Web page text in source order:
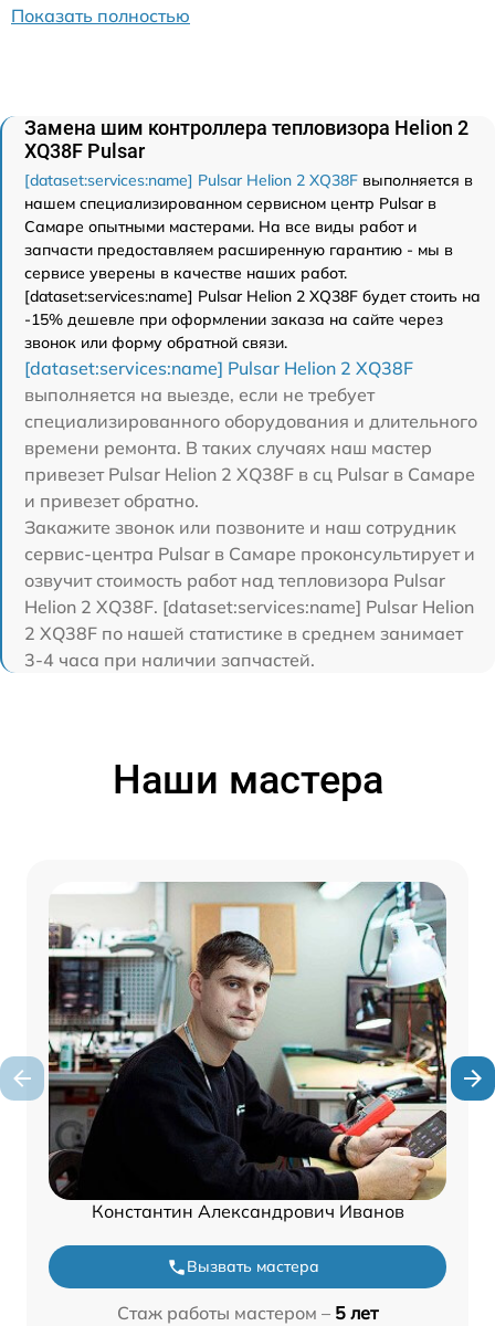
Показать полностью
Замена шим контроллера тепловизора Helion 2
XQ38F Pulsar
[dataset:services:name] Pulsar Helion 2 XQ38F выполняется в
нашем специализированном сервисном центр Pulsar в
Самаре опытными мастерами. На все виды работ и
запчасти предоставляем расширенную гарантию - мы в
сервисе уверены в качестве наших работ.
[dataset:services:name] Pulsar Helion 2 XQ38F будет стоить на
-15% дешевле при оформлении заказа на сайте через
звонок или форму обратной связи.
[dataset:services:name] Pulsar Helion 2 XQ38F
выполняется на выезде, если не требует
специализированного оборудования и длительного
времени ремонта. В таких случаях наш мастер
привезет Pulsar Helion 2 XQ38F в сц Pulsar в Самаре
и привезет обратно.
Закажите звонок или позвоните и наш сотрудник
сервис-центра Pulsar в Самаре проконсультирует и
озвучит стоимость работ над тепловизора Pulsar
Helion 2 XQ38F. [dataset:services:name] Pulsar Helion
2 XQ38F по нашей статистике в среднем занимает
3-4 часа при наличии запчастей.
Наши мастера
Константин Александрович Иванов
Вызвать мастера
Стаж работы мастером – 5 лет